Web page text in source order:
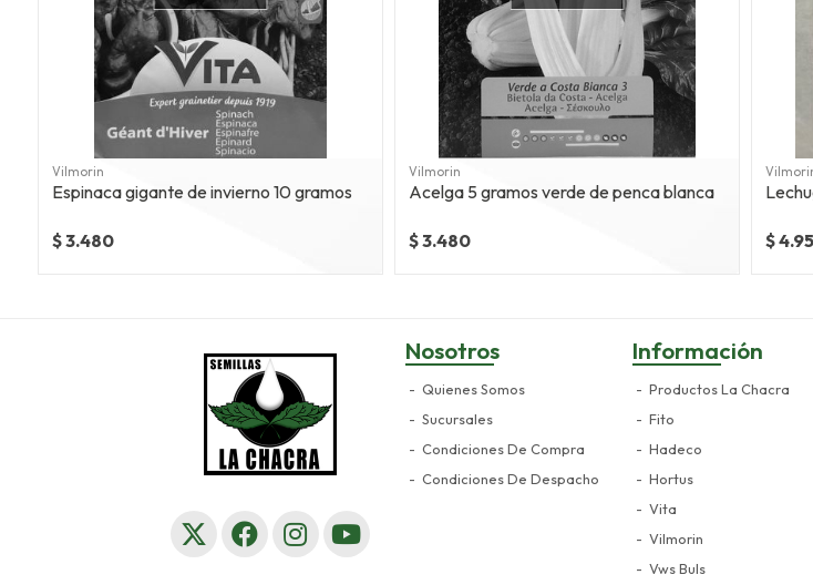
Vilmorin
Espinaca gigante de invierno 10 gramos
$ 3.480
Vilmorin
Acelga 5 gramos verde de penca blanca
$ 3.480 $
Nosotros
Quienes Somos
Sucursales
Condiciones De Compra
Condiciones De Despacho
Información
Productos La Chacra
Fito
Hadeco
Hortus
Vita
Vilmorin
Vws Buls